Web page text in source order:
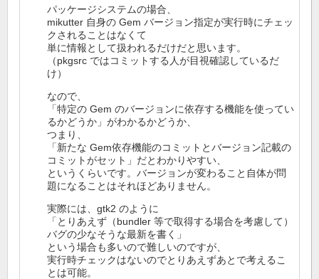
パッケージシステムの場合、
mikutter 自身の Gem バージョン指定が実行時にチェッ
クされることはなくて
単に情報として扱われるだけだと思います。
（pkgsrc ではコミットする人が目視確認しているだ
け）
なので、
「特定の Gem のバージョンに依存する機能を使ってい
るかどうか」がわかるかどうか、
つまり、
「新たな Gem依存機能のコミットとバージョン記載の
コミットがセット」だとわかりやすい、
というくらいです。バージョンが変わること自体が問
題になることはそれほどありません。
実際には、gtk2 のように
「とりあえず（bundler 等で取得する場合を考慮して）
バグの少なそうな最新を書く」
という場合も多いので難しいのですが、
実行時チェックはないのでとりあえずあとで考えるこ
とは可能。